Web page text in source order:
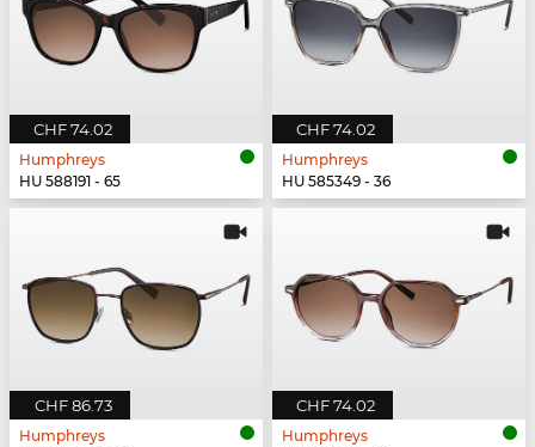
CHF 74.02
Humphreys
HU 588191 - 65
CHF 74.02
Humphreys
HU 585349 - 36
CHF 86.73
Humphreys
CHF 74.02
Humphreys